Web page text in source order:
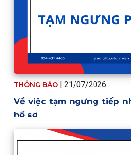
THÔNG BÁO | 21/07/2026
Về việc tạm ngưng tiếp
hồ sơ